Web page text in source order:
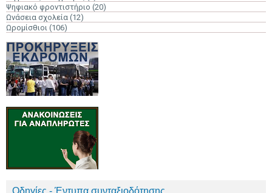
Ψηφιακό φροντιστήριο (20)
Ωνάσεια σχολεία (12)
Ωρομίσθιοι (106)
Οδηγίες - Έντυπα συνταξιοδότησης